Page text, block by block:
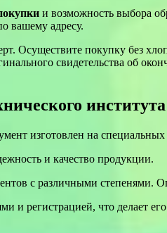
и возможность выбора
вашему адресу.
Осуществите покупку без
свидетельства об
института
изготовлен на специальных
и качество продукции.
с различными степенями.
и регистрацией, что делает